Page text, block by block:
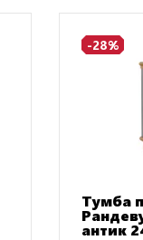
-28%
Тумба
антик